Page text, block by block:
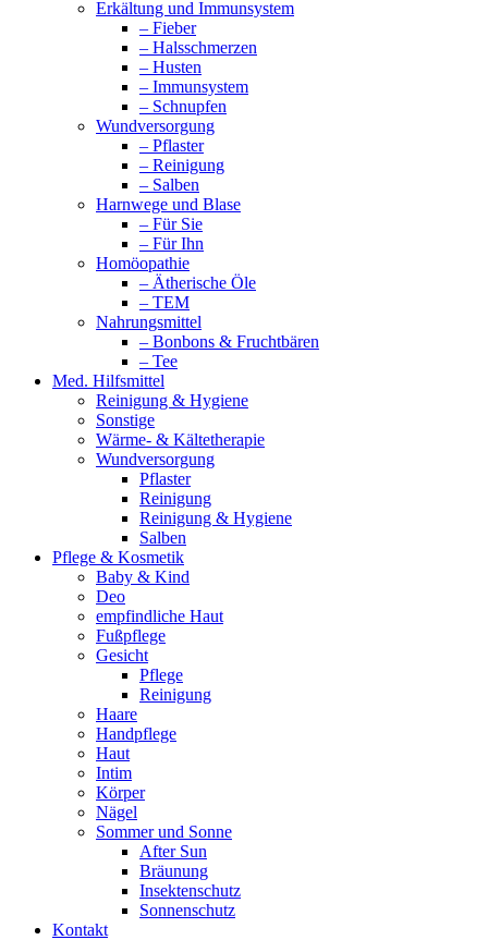
Erkältung und Immunsystem
– Fieber
– Halsschmerzen
– Husten
– Immunsystem
– Schnupfen
Wundversorgung
– Pflaster
– Reinigung
– Salben
Harnwege und Blase
– Für Sie
– Für Ihn
Homöopathie
– Ätherische Öle
– TEM
Nahrungsmittel
– Bonbons & Fruchtbären
– Tee
Med. Hilfsmittel
Reinigung & Hygiene
Sonstige
Wärme- & Kältetherapie
Wundversorgung
Pflaster
Reinigung
Reinigung & Hygiene
Salben
Pflege & Kosmetik
Baby & Kind
Deo
empfindliche Haut
Fußpflege
Gesicht
Pflege
Reinigung
Haare
Handpflege
Haut
Intim
Körper
Nägel
Sommer und Sonne
After Sun
Bräunung
Insektenschutz
Sonnenschutz
Kontakt